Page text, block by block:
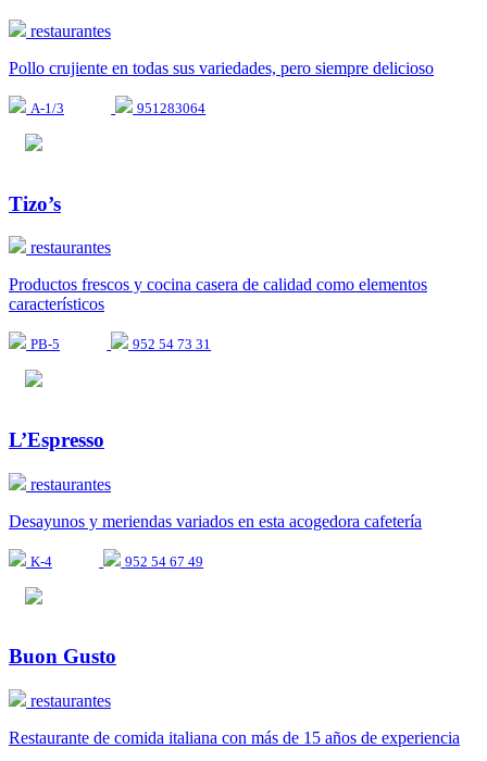
restaurantes
Pollo crujiente en todas sus variedades, pero siempre delicioso
A-1/3 951283064
Tizo’s
restaurantes
Productos frescos y cocina casera de calidad como elementos
característicos
PB-5 952 54 73 31
L’Espresso
restaurantes
Desayunos y meriendas variados en esta acogedora cafetería
K-4 952 54 67 49
Buon Gusto
restaurantes
Restaurante de comida italiana con más de 15 años de experiencia